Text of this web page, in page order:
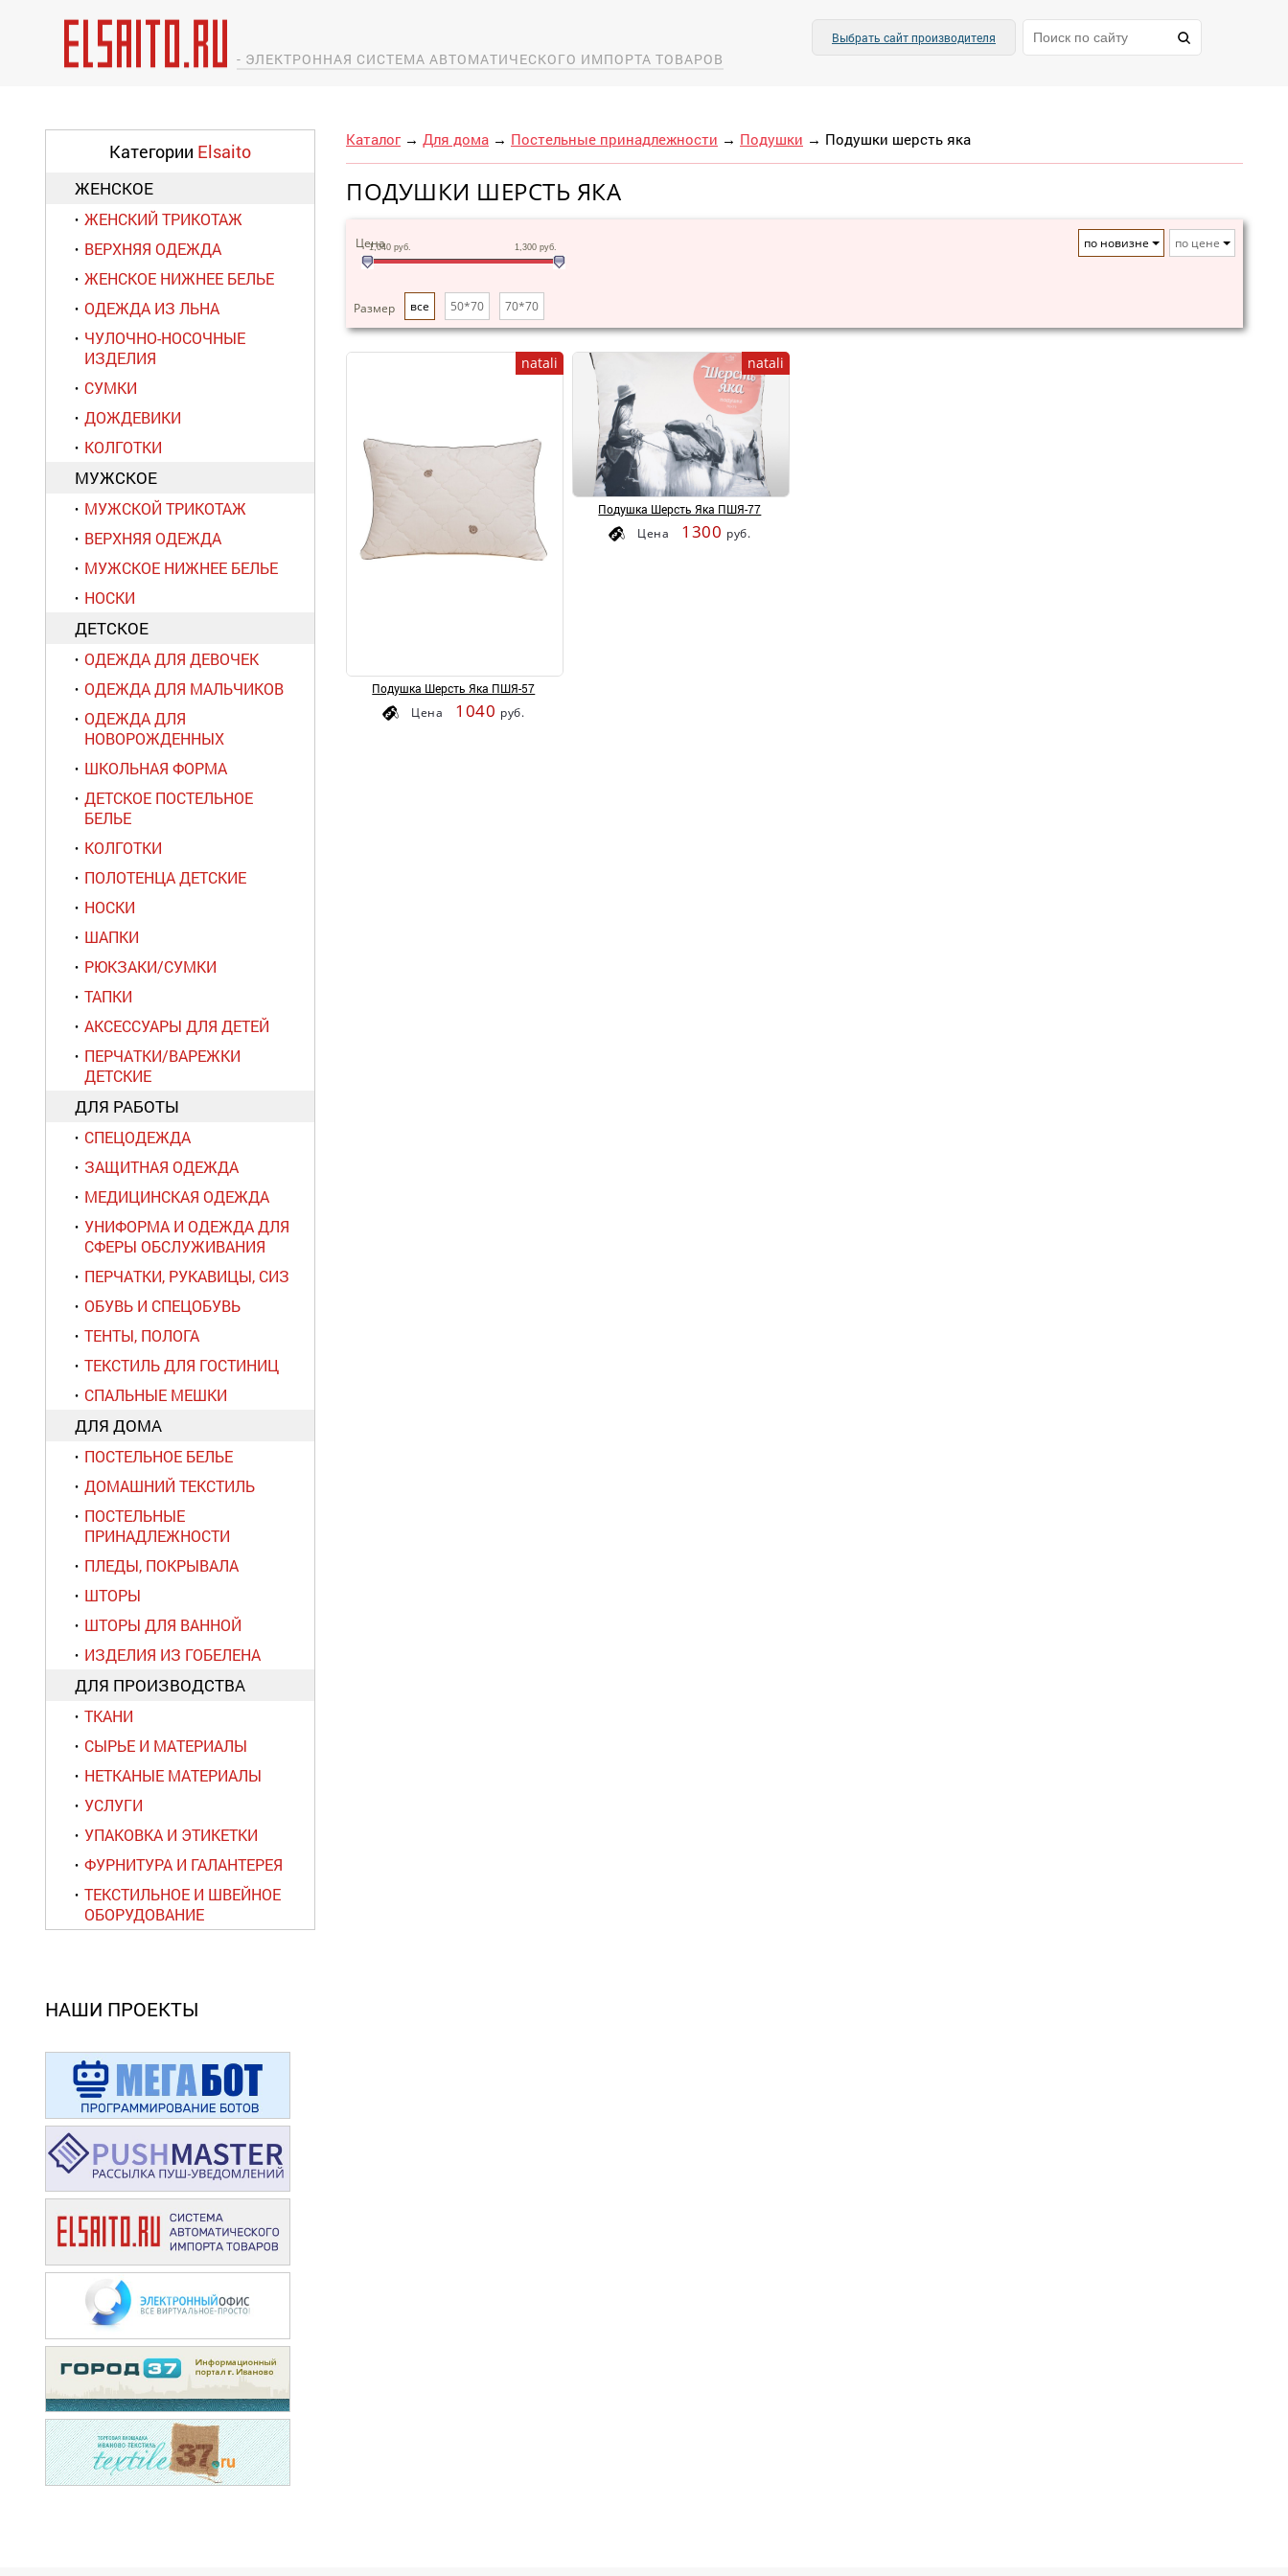
- ЭЛЕКТРОННАЯ СИСТЕМА АВТОМАТИЧЕСКОГО ИМПОРТА ТОВАРОВ
Выбрать сайт производителя
Категории Elsaito
ЖЕНСКОЕ
ЖЕНСКИЙ ТРИКОТАЖ
ВЕРХНЯЯ ОДЕЖДА
ЖЕНСКОЕ НИЖНЕЕ БЕЛЬЕ
ОДЕЖДА ИЗ ЛЬНА
ЧУЛОЧНО-НОСОЧНЫЕ
ИЗДЕЛИЯ
СУМКИ
ДОЖДЕВИКИ
КОЛГОТКИ
МУЖСКОЕ
МУЖСКОЙ ТРИКОТАЖ
ВЕРХНЯЯ ОДЕЖДА
МУЖСКОЕ НИЖНЕЕ БЕЛЬЕ
НОСКИ
ДЕТСКОЕ
ОДЕЖДА ДЛЯ ДЕВОЧЕК
ОДЕЖДА ДЛЯ МАЛЬЧИКОВ
ОДЕЖДА ДЛЯ
НОВОРОЖДЕННЫХ
ШКОЛЬНАЯ ФОРМА
ДЕТСКОЕ ПОСТЕЛЬНОЕ
БЕЛЬЕ
КОЛГОТКИ
ПОЛОТЕНЦА ДЕТСКИЕ
НОСКИ
ШАПКИ
РЮКЗАКИ/СУМКИ
ТАПКИ
АКСЕССУАРЫ ДЛЯ ДЕТЕЙ
ПЕРЧАТКИ/ВАРЕЖКИ
ДЕТСКИЕ
ДЛЯ РАБОТЫ
СПЕЦОДЕЖДА
ЗАЩИТНАЯ ОДЕЖДА
МЕДИЦИНСКАЯ ОДЕЖДА
УНИФОРМА И ОДЕЖДА ДЛЯ
СФЕРЫ ОБСЛУЖИВАНИЯ
ПЕРЧАТКИ, РУКАВИЦЫ, СИЗ
ОБУВЬ И СПЕЦОБУВЬ
ТЕНТЫ, ПОЛОГА
ТЕКСТИЛЬ ДЛЯ ГОСТИНИЦ
СПАЛЬНЫЕ МЕШКИ
ДЛЯ ДОМА
ПОСТЕЛЬНОЕ БЕЛЬЕ
ДОМАШНИЙ ТЕКСТИЛЬ
ПОСТЕЛЬНЫЕ
ПРИНАДЛЕЖНОСТИ
ПЛЕДЫ, ПОКРЫВАЛА
ШТОРЫ
ШТОРЫ ДЛЯ ВАННОЙ
ИЗДЕЛИЯ ИЗ ГОБЕЛЕНА
ДЛЯ ПРОИЗВОДСТВА
ТКАНИ
СЫРЬЕ И МАТЕРИАЛЫ
НЕТКАНЫЕ МАТЕРИАЛЫ
УСЛУГИ
УПАКОВКА И ЭТИКЕТКИ
ФУРНИТУРА И ГАЛАНТЕРЕЯ
ТЕКСТИЛЬНОЕ И ШВЕЙНОЕ
ОБОРУДОВАНИЕ
НАШИ ПРОЕКТЫ
Каталог → Для дома → Постельные принадлежности → Подушки → Подушки шерсть яка
ПОДУШКИ ШЕРСТЬ ЯКА
по новизне по цене
Цена
1,040 руб. 1,300 руб.
Размер все 50*70 70*70
natali
Подушка Шерсть Яка ПШЯ-57
Цена 1040 руб.
natali
Подушка Шерсть Яка ПШЯ-77
Цена 1300 руб.